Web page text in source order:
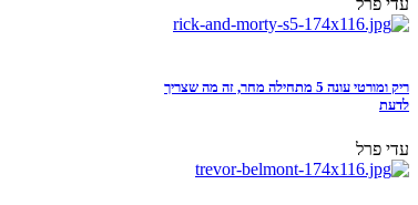
עדי פרל
ריק ומורטי עונה 5 מתחילה מחר, זה מה שצריך
לדעת
עדי פרל